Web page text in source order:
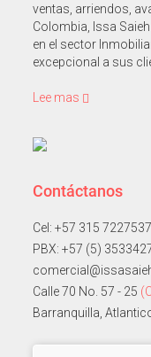
ventas, arriendos,
Colombia, Issa
en el sector
excepcional a sus
Lee mas
Contáctanos
Cel: +57 315 7227537
PBX: +57 (5)
Calle 70 No. 57 - 25
Barranquilla,